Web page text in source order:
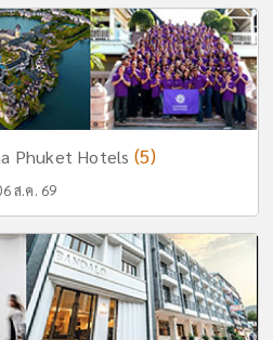
Phuket Hotels (5)
ส.ค. 69